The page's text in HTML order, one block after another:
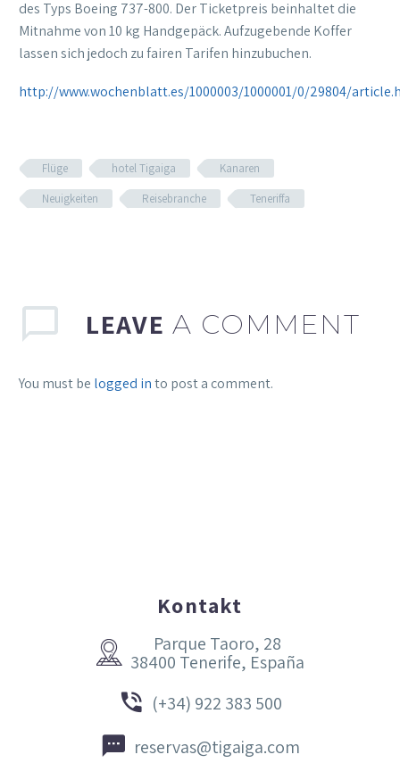
des Typs Boeing 737-800. Der Ticketpreis beinhaltet die
Mitnahme von 10 kg Handgepäck. Aufzugebende Koffer
lassen sich jedoch zu fairen Tarifen hinzubuchen.
http://www.wochenblatt.es/1000003/1000001/0/29804/
Flüge hotel Tigaiga
Kanaren
Neuigkeiten
Reisebranche Teneriffa
LEAVE A COMMENT
You must be logged into post a comment.
Kontakt


Parque Taoro, 28
38400 Tenerife, España

 (+34) 922 383 500

 reservas@tigaiga.com